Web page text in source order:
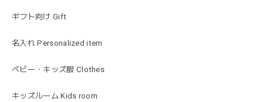
ギフト向け Gift
名入れ Personalized item
ベビー・キッズ服 Clothes
キッズルーム Kids room
可愛いファーストトイが届きました！ ありがとうございま